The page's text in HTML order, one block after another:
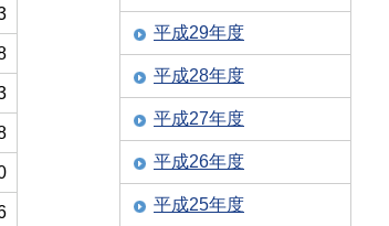
平成29年度
平成28年度
平成27年度
平成26年度
平成25年度